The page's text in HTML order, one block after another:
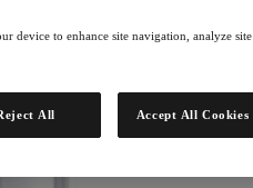
device to enhance site navigation, analyze site
All Accept All Cookies